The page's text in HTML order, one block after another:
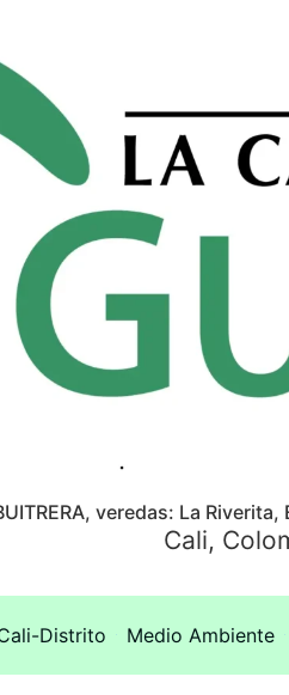
veredas: La
Cali,
Distrito Medio Ambiente